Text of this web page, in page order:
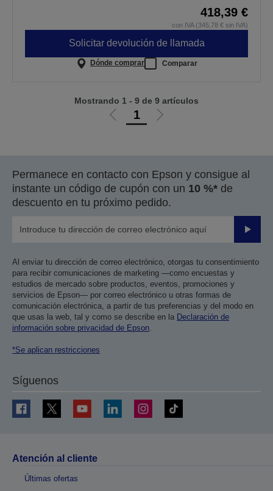
418,39 €
con IVA (345,78 € sin IVA)
Solicitar devolución de llamada
Dónde comprar Comparar
Ir
anterior
1
Ir
siguiente
Mostrando 1 - 9 de 9 artículos
Permanece en contacto con Epson y consigue al
instante un código de cupón con un 10 %* de
descuento en tu próximo pedido.
Enviar
Al enviar tu dirección de correo electrónico, otorgas tu consentimiento
para recibir comunicaciones de marketing —como encuestas y
estudios de mercado sobre productos, eventos, promociones y
servicios de Epson— por correo electrónico u otras formas de
comunicación electrónica, a partir de tus preferencias y del modo en
que usas la web, tal y como se describe en la Declaración de
información sobre privacidad de Epson
*Se aplican restricciones
Síguenos
Atención al cliente
Últimas ofertas